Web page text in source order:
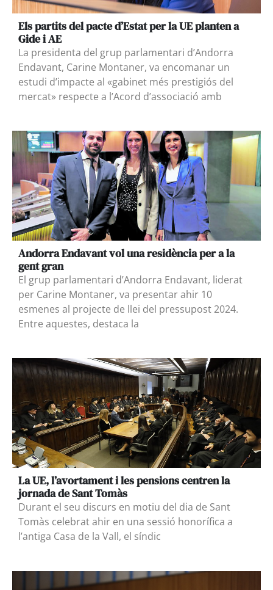
Els partits del pacte d’Estat per la UE planten a
Gide i AE
La presidenta del grup parlamentari d’Andorra
Endavant, Carine Montaner, va encomanar un
estudi d’impacte al «gabinet més prestigiós del
mercat» respecte a l’Acord d’associació amb
Andorra Endavant vol una residència per a la
gent gran
El grup parlamentari d’Andorra Endavant, liderat
per Carine Montaner, va presentar ahir 10
esmenes al projecte de llei del pressupost 2024.
Entre aquestes, destaca la
La UE, l’avortament i les pensions centren la
jornada de Sant Tomàs
Durant el seu discurs en motiu del dia de Sant
Tomàs celebrat ahir en una sessió honorífica a
l’antiga Casa de la Vall, el síndic